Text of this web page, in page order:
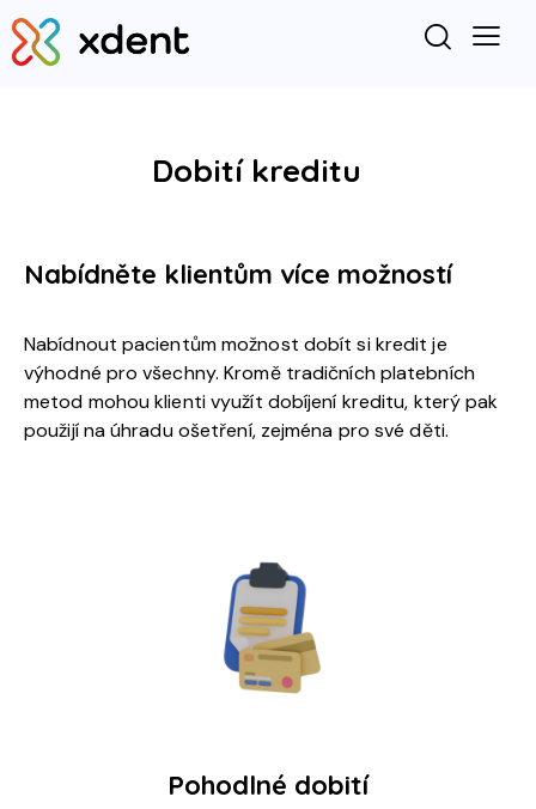
Dobití kreditu
Nabídněte klientům více možností
Nabídnout pacientům možnost dobít si kredit je
výhodné pro všechny. Kromě tradičních platebních
metod mohou klienti využít dobíjení kreditu, který pak
použijí na úhradu ošetření, zejména pro své děti.
Pohodlné dobití